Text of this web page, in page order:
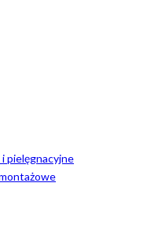
pielęgnacyjne